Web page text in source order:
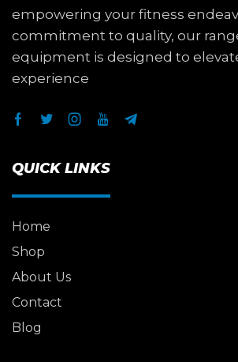
empowering your fitness
commitment to quality, our
equipment is designed to
experience
QUICK LINKS
Home
Shop
About Us
Contact
Blog